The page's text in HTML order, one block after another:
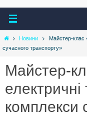
HomeНовини
Майстер-клас
сучасного транспорту»
Майстер-
електричні
комплекси